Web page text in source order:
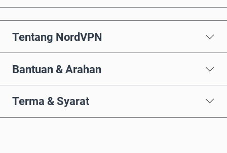
Tentang NordVPN
Bantuan & Arahan
Terma & Syarat